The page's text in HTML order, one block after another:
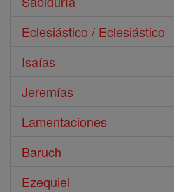
Eclesiástico / Eclesiástico
Isaías
Jeremías
Lamentaciones
Baruch
Ezequiel